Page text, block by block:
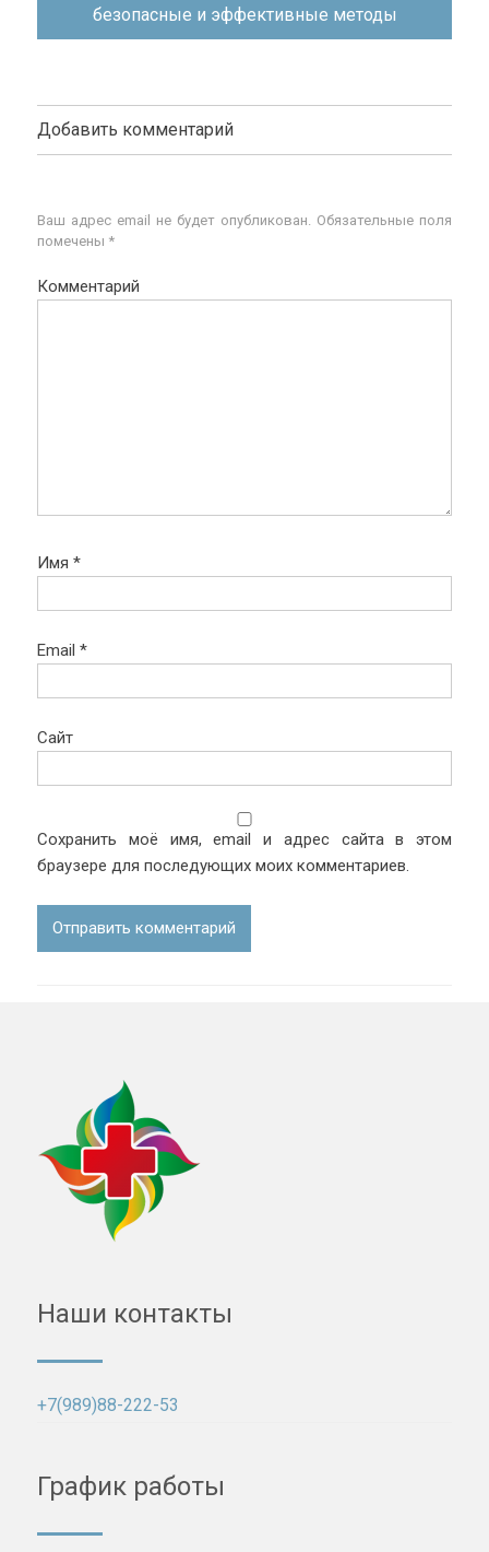
безопасные и эффективные методы
Добавить комментарий
Ваш адрес email не будет опубликован. Обязательные поля
помечены *
Комментарий
Имя *
Email *
Сайт
Сохранить моё имя, email и адрес сайта в этом
браузере для последующих моих комментариев.
Наши контакты
+7(989)88-222-53
График работы